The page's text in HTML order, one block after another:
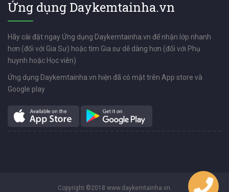
Ứng dụng Daykemtainha.vn
Hãy cài đặt ngay Ứng dụng Daykemtainha.vn để nhận lớp nhanh
hơn (đối với Gia Sư) hoặc tìm Gia sư dễ dàng hơn (đối với Phụ
huynh hoặc Học viên)
Ứng dụng Daykemtainha.vn hiện đã có mặt trên App store và
Google play
Copyright ©2018 www.daykemtainha.vn.